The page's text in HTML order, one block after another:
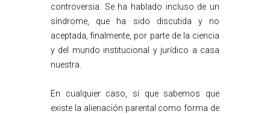
controversia. Se ha hablado incluso de un
síndrome, que ha sido discutida y no
aceptada, finalmente, por parte de la ciencia
y del mundo institucional y jurídico a casa
nuestra.
En cualquier caso, sí que sabemos que
existe la alienación parental como forma de